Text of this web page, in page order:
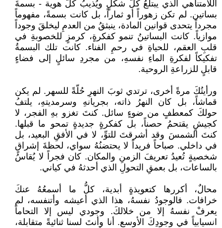
اللامتناهي الذي يبتلعُ كلَّ شكلٍ ويُذيبُ كلَّ هوية - بسمةَ
بساتين. لم تكن زهوراً أو ثماراً، بل كانت بسمةً، مفهوماً
مجرداً يتحدى قوانين المادة، ينبثقُ من العدمِ ليخلقَ وجوداً
موازياً. كانت البساتينُ تنمو كفكرةٍ، كرمزٍ للخصوبةِ في
قلبِ العقم، للحياةِ في رحمِ الفناء. كانت تلك البسمةُ
تفكيكاً لفكرةِ الماءِ نفسهِ، من مجردِ سائلٍ إلى فضاءٍ
قابلٍ للزراعةِ الروحية.
ورأيتُكَ مرةً أخرى، ترتدي ثوبَ النهرِ حُلّةً للسهر. لم يكن
قماشاً، بل كان النهرُ ذاته، بجريانهِ وسرمديتهِ، يلتفُ
حولكَ كمعطفٍ من ضوءٍ سائل. كنتَ تغزو بهِ الفجر، لا
كجيشٍ يقتحمُ حصناً، بل كفكرةٍ جديدةٍ تمحو ما قبلها.
كنتَ الشمسَ وقد أشرقتَ للتوِّ، لا في الأفقِ البعيد، بل
في داخلي. صباحاً فريداً لا يحتضنُهُ سواي، لحظةَ إشراقٍ
شخصيةٍ تُعيدُ تعريفَ الزمنِ والمكان. كان فجراً لا يُقاسُ
بالساعات، بل بعمقِ التحولِ الذي أحدثهُ في كياني.
محالٌ، أكررها كتعويذةٍ أبدية، كلُّ ما أسمعُهُ عنكَ
خرافات. فالوجودُ نفسهُ، هذا الذي أعيشه وأتنفسه، لم
يعرفْ نفسهُ إلا من خلالكَ. وجودي ليس إلا التحاماً
انسيابياً في وجودِكَ الأوسع. أنا وأنتَ لسنا ثنائيةً متقابلة،